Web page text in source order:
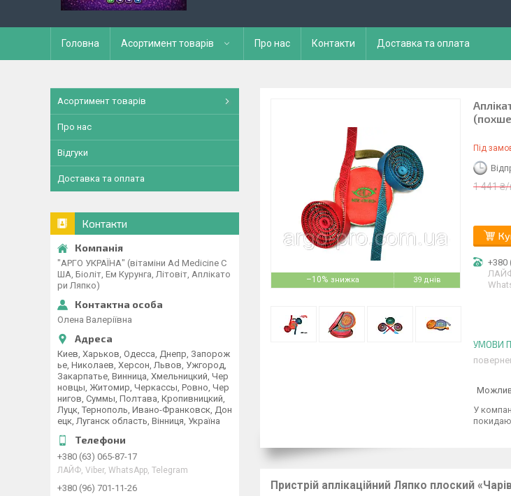
Головна Асортимент товарів Про нас Контакти Доставка та оплата
–10% 39 днів
Під
1 441 ₴/
+380
У
Пристрій аплікаційний Ляпко плоский
Асортимент товарів
Про нас
Відгуки
Доставка та оплата
Контакти
"АРГО УКРАЇНА" (вітаміни Ad Medicine С
ША, Біоліт, Ем Курунга, Літовіт, Аплікато
ри Ляпко)
Олена Валеріївна
Киев, Харьков, Одесса, Днепр, Запорож
ье, Николаев, Херсон, Львов, Ужгород,
Закарпатье, Винница, Хмельницкий, Чер
новцы, Житомир, Черкассы, Ровно, Чер
нигов, Суммы, Полтава, Кропивницкий,
Луцк, Тернополь, Ивано-Франковск, Дон
ецк, Луганск область, Вінниця, Україна
+380 (63) 065-87-17
ЛАЙФ, Viber, WhatsApp, Telegram
+380 (96) 701-11-26